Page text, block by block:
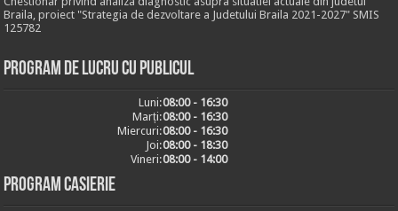
Braila, proiect "Strategia de dezvoltare a Judetului Braila 2021-2027" SMIS
125782
Program de lucru cu publicul
Luni:08:00 - 16:30
Marți:08:00 - 16:30
Miercuri:08:00 - 16:30
Joi:08:00 - 18:30
Vineri:08:00 - 14:00
Program casierie